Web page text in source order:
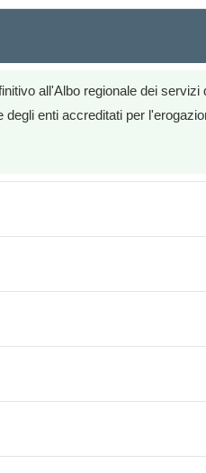
all'Albo regionale dei servizi
enti accreditati per